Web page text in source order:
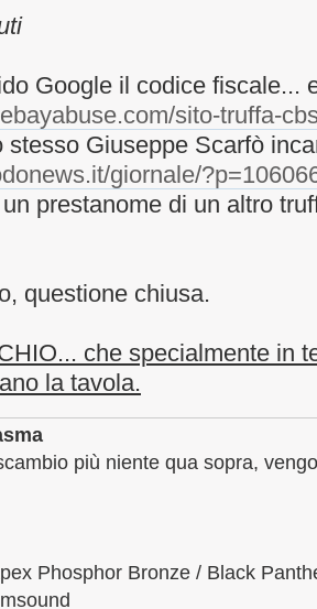
Google il codice fiscale...
sito-truffa-
stesso Giuseppe Scarfò
giornale/
prestanome di un altro
questione chiusa.
che specialmente in
la tavola.
più niente qua sopra,
Phosphor Bronze / Black